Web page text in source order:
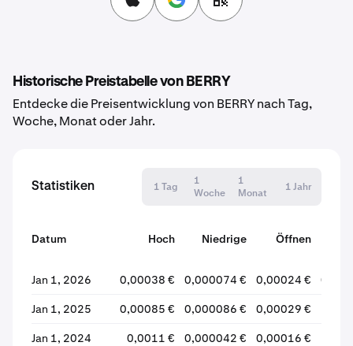
Historische Preistabelle von BERRY
Entdecke die Preisentwicklung von BERRY nach Tag,
Woche, Monat oder Jahr.
Statistiken 1 Tag
1
Woche
1
Monat
1 Jahr
Datum Hoch Niedrige Öffnen
Jan 1, 2026 0,00038 € 0,000074 € 0,00024 €
Jan 1, 2025 0,00085 € 0,000086 € 0,00029 €
Jan 1, 2024 0,0011 € 0,000042 € 0,00016 €